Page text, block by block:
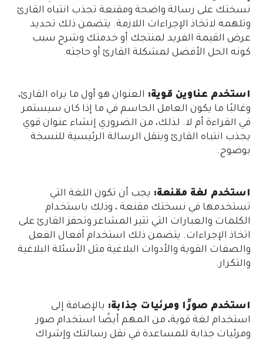
نسختك على رسالة واضحة ومقنعة تجذب انتباه القارئ
وتلهمه لاتخاذ الإجراءات اللازمة. يتضمن ذلك تحديد
عرض القيمة الفريد لمنتجك أو خدمتك وشرح سبب
كونه الحل الأفضل لمشكلة القارئ أو حاجته.
استخدم عناوين قوية: العنوان هو أول ما يراه القارئ،
وغالبًا ما يكون العامل الحاسم في ما إذا كان سيستمر
في القراءة أم لا. لذلك، من الضروري إنشاء عنوان قوي
يجذب انتباه القارئ وينقل الرسالة الرئيسية للنسخة
بوضوح.
استخدم لغة مقنعة: يجب أن تكون اللغة التي
تستخدمها في نسختك مقنعة ، وذلك باستخدام
الكلمات والعبارات التي تثير المشاعر وتحفز القارئ على
اتخاذ الإجراءات. يتضمن ذلك استخدام أفعال الفعل
والصفات القوية والأدوات البلاغية مثل الأسئلة البلاغية
والتكرار.
استخدم صورًا ومرئيات جذابة: بالإضافة إلى
استخدام لغة قوية، من المهم أيضًا استخدام صور
ومرئيات جذابة للمساعدة في نقل رسالتك وإشراك